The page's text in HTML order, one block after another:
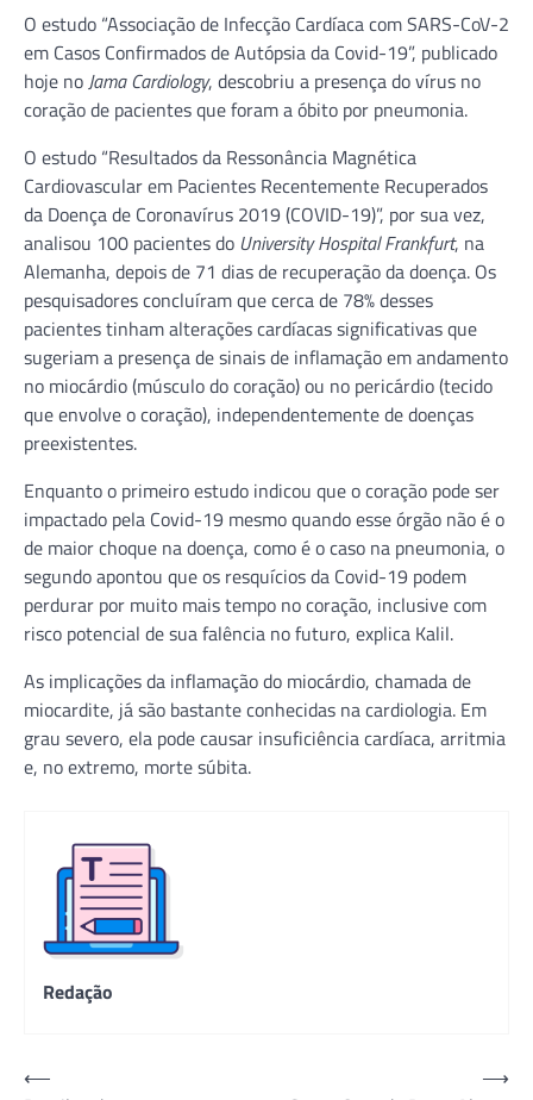
O estudo “Associação de Infecção Cardíaca com SARS-CoV-2
em Casos Confirmados de Autópsia da Covid-19”, publicado
hoje no Jama Cardiology, descobriu a presença do vírus no
coração de pacientes que foram a óbito por pneumonia.
O estudo “Resultados da Ressonância Magnética
Cardiovascular em Pacientes Recentemente Recuperados
da Doença de Coronavírus 2019 (COVID-19)”, por sua vez,
analisou 100 pacientes do University Hospital Frankfurt, na
Alemanha, depois de 71 dias de recuperação da doença. Os
pesquisadores concluíram que cerca de 78% desses
pacientes tinham alterações cardíacas significativas que
sugeriam a presença de sinais de inflamação em andamento
no miocárdio (músculo do coração) ou no pericárdio (tecido
que envolve o coração), independentemente de doenças
preexistentes.
Enquanto o primeiro estudo indicou que o coração pode ser
impactado pela Covid-19 mesmo quando esse órgão não é o
de maior choque na doença, como é o caso na pneumonia, o
segundo apontou que os resquícios da Covid-19 podem
perdurar por muito mais tempo no coração, inclusive com
risco potencial de sua falência no futuro, explica Kalil.
As implicações da inflamação do miocárdio, chamada de
miocardite, já são bastante conhecidas na cardiologia. Em
grau severo, ela pode causar insuficiência cardíaca, arritmia
e, no extremo, morte súbita.
Redação
Navegação
⟵
⟶